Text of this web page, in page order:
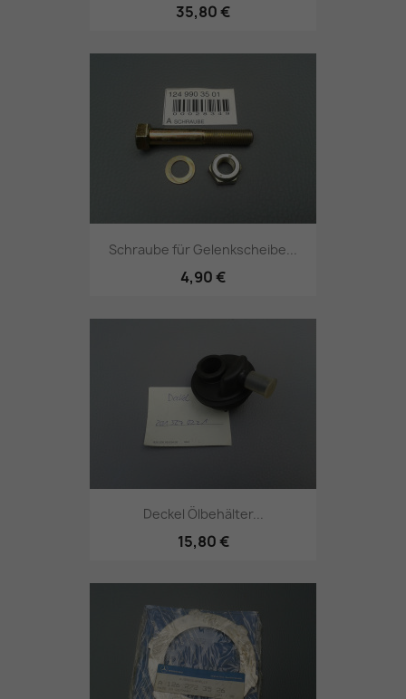
35,80 €
Schraube für Gelenkscheibe...
4,90 €
Deckel Ölbehälter...
15,80 €